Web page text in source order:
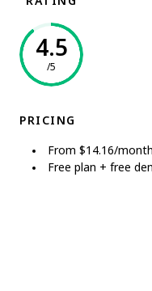
4.5
/5
PRICING
From $14.16/
Free plan + free